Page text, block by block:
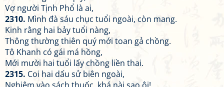
Vợ người Tịnh Phổ là ai,
2310. Mình đà sáu chục tuổi ngoài, còn mang.
Kinh rằng hai bảy tuổi nàng,
Thông thường thiên quý mới toan gả chồng.
Tô Khanh có gái má hồng,
Mới mười hai tuổi lấy chồng liền thai.
2315. Coi hai dấu sử biên ngoài,